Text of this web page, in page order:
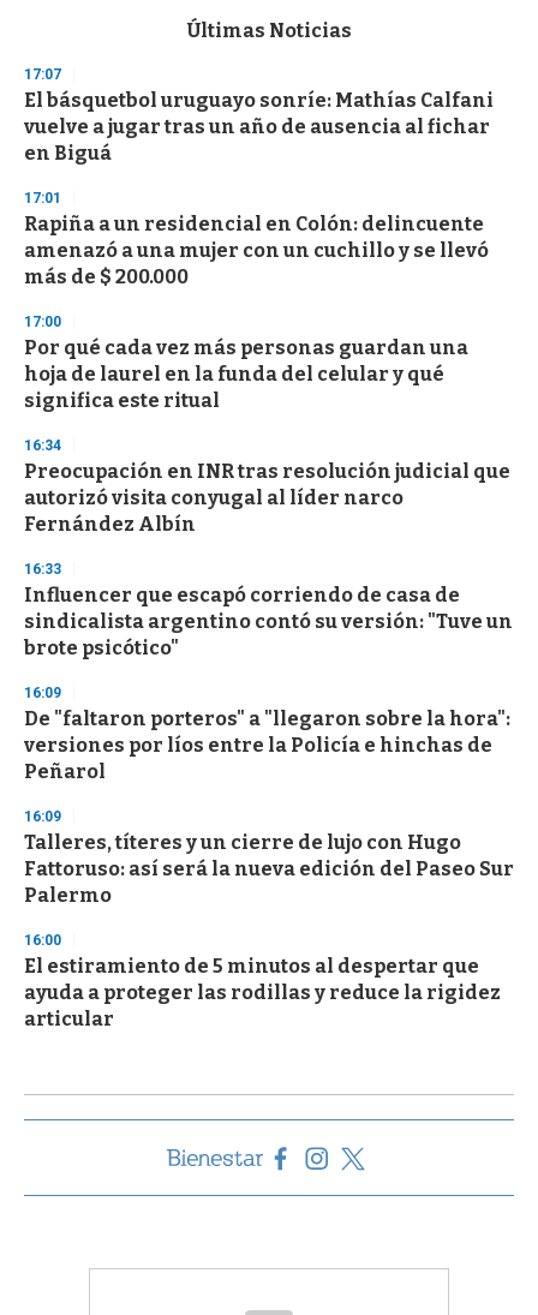
d
s
o
f
3
s
e
c
o
n
Últimas Noticias
17:07
El básquetbol uruguayo sonríe: Mathías Calfani
vuelve a jugar tras un año de ausencia al fichar
en Biguá
17:01
Rapiña a un residencial en Colón: delincuente
amenazó a una mujer con un cuchillo y se llevó
más de $ 200.000
17:00
Por qué cada vez más personas guardan una
hoja de laurel en la funda del celular y qué
significa este ritual
16:34
Preocupación en INR tras resolución judicial que
autorizó visita conyugal al líder narco
Fernández Albín
16:33
Influencer que escapó corriendo de casa de
sindicalista argentino contó su versión: "Tuve un
brote psicótico"
16:09
De "faltaron porteros" a "llegaron sobre la hora":
versiones por líos entre la Policía e hinchas de
Peñarol
16:09
Talleres, títeres y un cierre de lujo con Hugo
Fattoruso: así será la nueva edición del Paseo Sur
Palermo
16:00
El estiramiento de 5 minutos al despertar que
ayuda a proteger las rodillas y reduce la rigidez
articular